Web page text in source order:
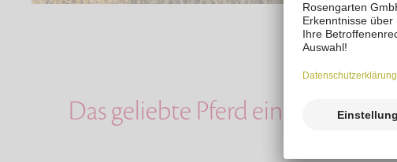
Das geliebte Pferd einäschern